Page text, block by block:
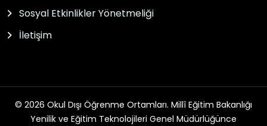
Sosyal Etkinlikler Yönetmeliği
İletişim
© 2026 Okul Dışı Öğrenme Ortamları. Millî Eğitim Bakanlığı
Yenilik ve Eğitim Teknolojileri Genel Müdürlüğünce